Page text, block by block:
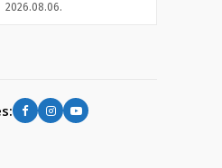
2026.08.06.